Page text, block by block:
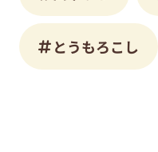
とうもろこし